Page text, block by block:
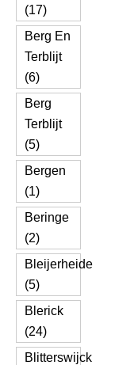
(17)
Berg En
Terblijt
(6)
Berg
Terblijt
(5)
Bergen
(1)
Beringe
(2)
Bleijerheide
(5)
Blerick
(24)
Blitterswijck